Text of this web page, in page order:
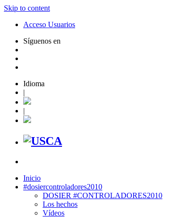
Skip to content
Acceso Usuarios
Síguenos en
Idioma
|
|
Inicio
#dosiercontroladores2010
DOSIER #CONTROLADORES2010
Los hechos
Vídeos